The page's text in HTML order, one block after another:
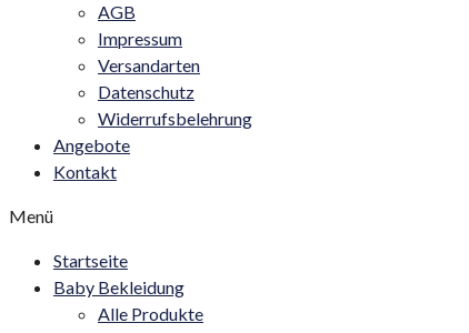
AGB
Impressum
Versandarten
Datenschutz
Widerrufsbelehrung
Angebote
Kontakt
Menü
Startseite
Baby Bekleidung
Alle Produkte